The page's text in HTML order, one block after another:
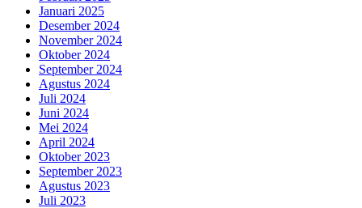
Januari 2025
Desember 2024
November 2024
Oktober 2024
September 2024
Agustus 2024
Juli 2024
Juni 2024
Mei 2024
April 2024
Oktober 2023
September 2023
Agustus 2023
Juli 2023